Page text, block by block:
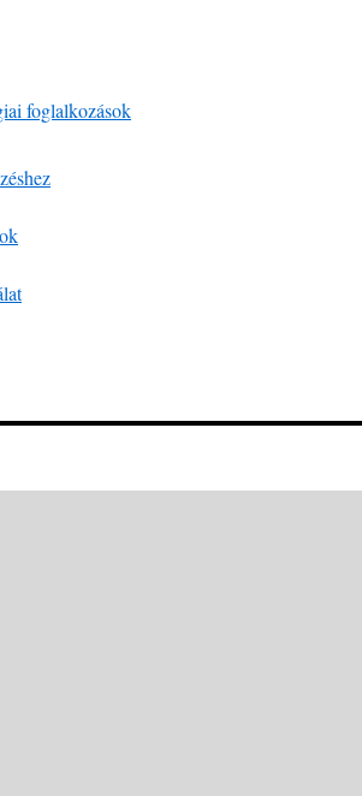
foglalkozások